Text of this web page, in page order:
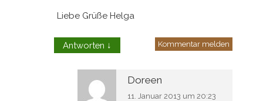
Liebe Grüße Helga
Antworten ↓ Kommentar melden
Doreen
11. Januar 2013 um 20:23